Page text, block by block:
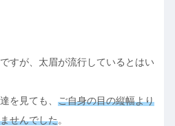
すが、太眉が流行しているとはい
を見ても、 ご自身の目の縦幅より
せんでした。